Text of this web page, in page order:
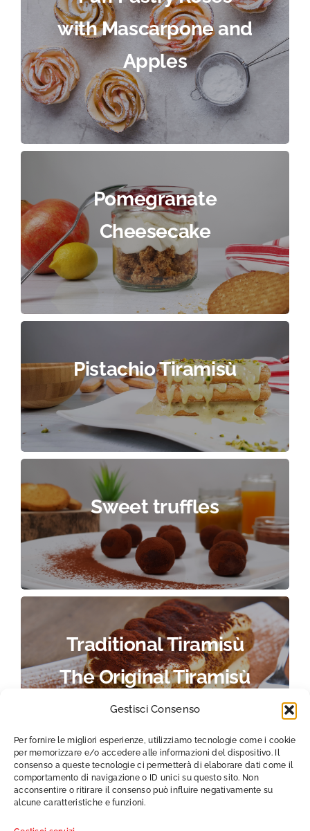
Gestisci Consenso
Per fornire le migliori esperienze, utilizziamo tecnologie come i cookie
per memorizzare e/o accedere alle informazioni del dispositivo. Il
consenso a queste tecnologie ci permetterà di elaborare dati come il
comportamento di navigazione o ID unici su questo sito. Non
acconsentire o ritirare il consenso può influire negativamente su
alcune caratteristiche e funzioni.
with Mascarpone and
Apples
Pomegranate
Cheesecake
Pistachio Tiramisù
Sweet truffles
Traditional Tiramisù
The Original Tiramisù
Recipe